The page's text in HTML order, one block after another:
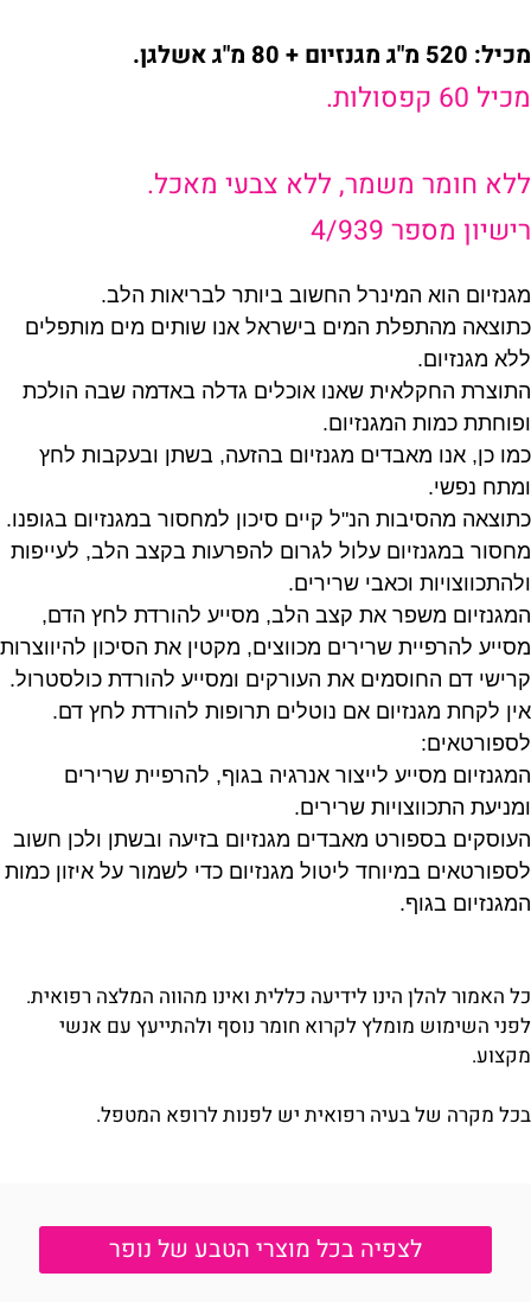
מכיל: 520 מ"ג מגנזיום + 80 מ"ג אשלגן.
מכיל 60 קפסולות.
ללא חומר משמר, ללא צבעי מאכל.
רישיון מספר 4/939
מגנזיום הוא המינרל החשוב ביותר לבריאות הלב.
כתוצאה מהתפלת המים בישראל אנו שותים מים מותפלים
ללא מגנזיום.
התוצרת החקלאית שאנו אוכלים גדלה באדמה שבה הולכת
ופוחתת כמות המגנזיום.
כמו כן, אנו מאבדים מגנזיום בהזעה, בשתן ובעקבות לחץ
ומתח נפשי.
כתוצאה מהסיבות הנ"ל קיים סיכון למחסור במגנזיום בגופנו.
מחסור במגנזיום עלול לגרום להפרעות בקצב הלב, לעייפות
ולהתכווצויות וכאבי שרירים.
המגנזיום משפר את קצב הלב, מסייע להורדת לחץ הדם,
מסייע להרפיית שרירים מכווצים, מקטין את הסיכון להיווצרות
קרישי דם החוסמים את העורקים ומסייע להורדת כולסטרול.
אין לקחת מגנזיום אם נוטלים תרופות להורדת לחץ דם.
לספורטאים:
המגנזיום מסייע לייצור אנרגיה בגוף, להרפיית שרירים
ומניעת התכווצויות שרירים.
העוסקים בספורט מאבדים מגנזיום בזיעה ובשתן ולכן חשוב
לספורטאים במיוחד ליטול מגנזיום כדי לשמור על איזון כמות
המגנזיום בגוף.
כל האמור להלן הינו לידיעה כללית ואינו מהווה המלצה רפואית.
לפני השימוש מומלץ לקרוא חומר נוסף ולהתייעץ עם אנשי
מקצוע.
בכל מקרה של בעיה רפואית יש לפנות לרופא המטפל.
לצפיה בכל מוצרי הטבע של נופר